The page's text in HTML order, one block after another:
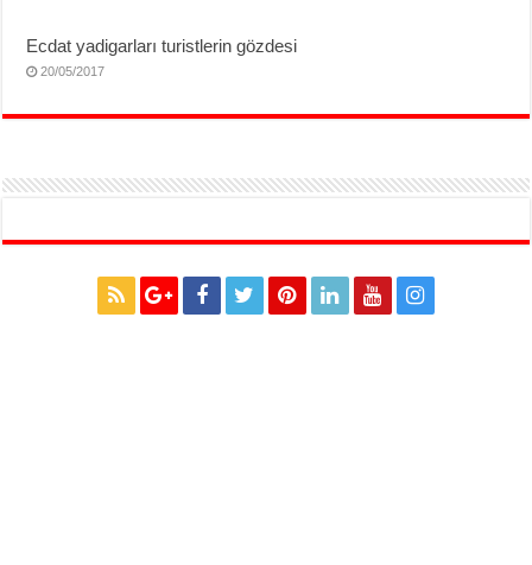
Ecdat yadigarları turistlerin gözdesi
20/05/2017